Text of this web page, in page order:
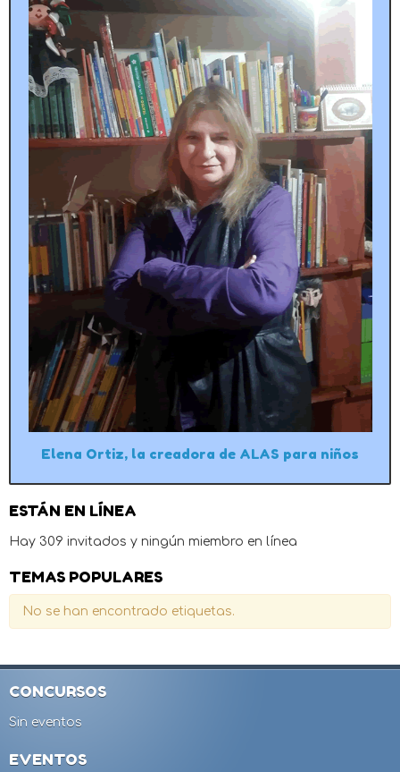
Elena Ortiz, la creadora de ALAS para niños
ESTÁN EN LÍNEA
Hay 309 invitados y ningún miembro en línea
TEMAS POPULARES
No se han encontrado etiquetas.
CONCURSOS
Sin eventos
EVENTOS